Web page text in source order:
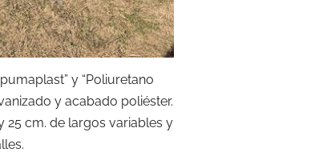
y “Poliuretano
y acabado poliéster.
25 cm. de largos variables y